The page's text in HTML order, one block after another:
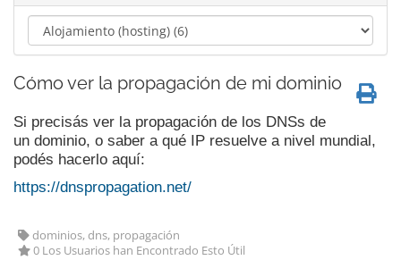
Cómo ver la propagación de mi dominio
Si precisás ver la propagación de los DNSs de
un dominio, o saber a qué IP resuelve a nivel mundial,
podés hacerlo aquí:
https://dnspropagation.net/
dominios, dns, propagación
0 Los Usuarios han Encontrado Esto Útil